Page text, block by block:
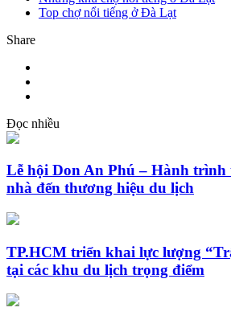
Top chợ nổi tiếng ở Đà Lạt
Share
Đọc nhiều
Lễ hội Don An Phú – Hành trình
nhà đến thương hiệu du lịch
TP.HCM triển khai lực lượng
tại các khu du lịch trọng điểm